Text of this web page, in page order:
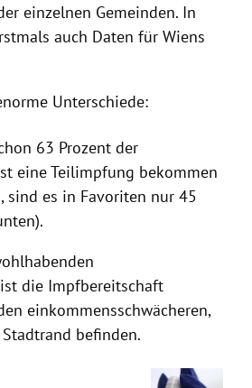
einzelnen Gemeinden. In
auch Daten für Wiens
Unterschiede:
63 Prozent der
eine Teilimpfung bekommen
sind es in Favoriten nur 45
die Impfbereitschaft
einkommensschwächeren,
befinden.